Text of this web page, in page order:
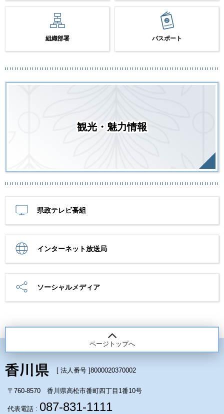
組織部署 パスポート
観光・魅力情報
県政テレビ番組
インターネット放送局
ソーシャルメディア
ページトップへ
[ 法人番号 ]8000020370002
〒760-8570 香川県高松市番町四丁目1番10号
代表電話 : 087-831-1111